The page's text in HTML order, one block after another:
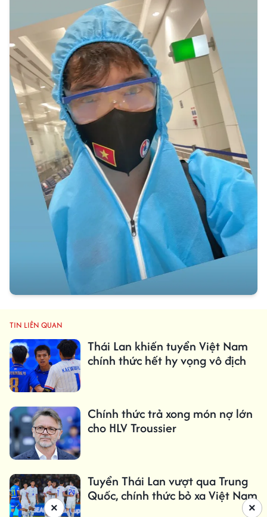
TIN LIÊN QUAN
Thái Lan khiến tuyển Việt Nam
chính thức hết hy vọng vô địch
Chính thức trả xong món nợ lớn
cho HLV Troussier
Tuyển Thái Lan vượt qua Trung
Quốc, chính thức bỏ xa Việt Nam
×
×